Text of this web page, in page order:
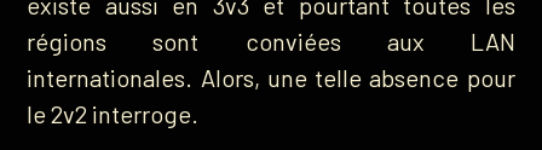
régions sont conviées aux LAN
internationales. Alors, une telle absence pour
le 2v2 interroge.